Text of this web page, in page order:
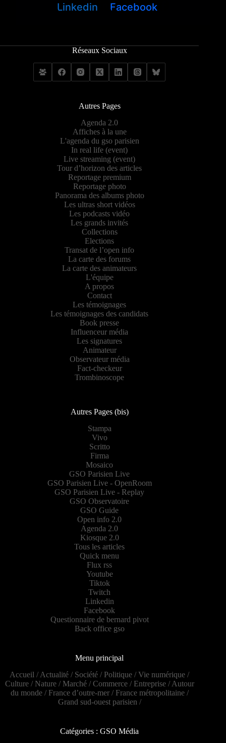
Linkedin
Facebook
Réseaux Sociaux
Autres Pages
Agenda 2.0
Affiches à la une
L'agenda du gso parisien
In real life (event)
Live streaming (event)
Tour d’horizon des articles
Reportage premium
Reportage photo
Panorama des albums photo
Les ultras short vidéos
Les podcasts vidéo
Les grands invités
Collections
Elections
Transat de l’open info
La carte des forums
La carte des animateurs
L'équipe
A propos
Contact
Les témoignages
Les témoignages des candidats
Book presse
Influenceur média
Les signatures
Animateur
Observateur média
Fact-checkeur
Trombinoscope
Autres Pages (bis)
Stampa
Vivo
Scritto
Firma
Mosaico
GSO Parisien Live
GSO Parisien Live - OpenRoom
GSO Parisien Live - Replay
GSO Observatoire
GSO Guide
Open info 2.0
Agenda 2.0
Kiosque 2.0
Tous les articles
Quick menu
Flux rss
Youtube
Tiktok
Twitch
Linkedin
Facebook
Questionnaire de bernard pivot
Back office gso
Menu principal
Accueil /Actualité / Société / Politique /Vie numérique /
Culture/ Nature/ Marché/Commerce/ Entreprise/Autour
du monde/ France d’outre-mer/ France métropolitaine/
Grand sud-ouest parisien /
Catégories : GSO Média